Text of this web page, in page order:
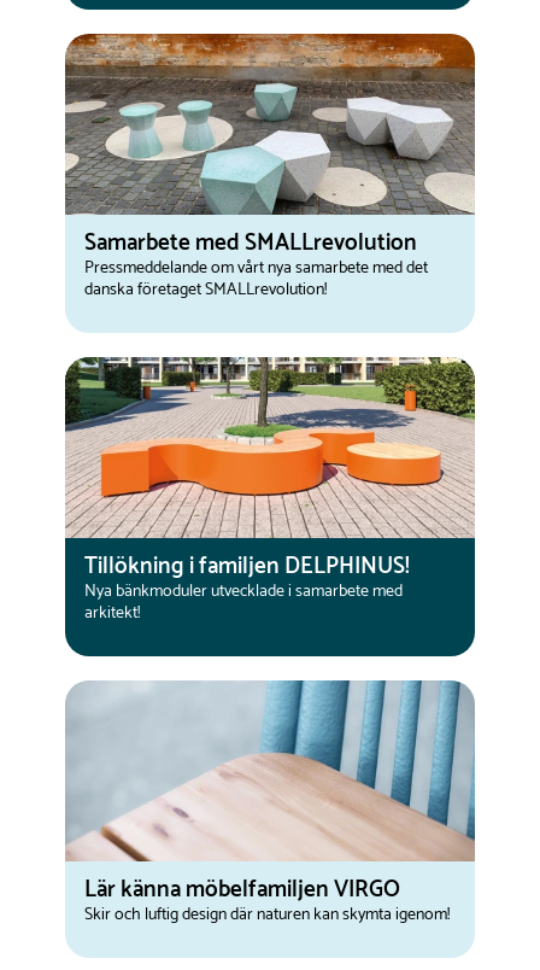
Samarbete med SMALLrevolution
Pressmeddelande om vårt nya samarbete med det
danska företaget SMALLrevolution!
Tillökning i familjen DELPHINUS!
Nya bänkmoduler utvecklade i samarbete med
arkitekt!
Lär känna möbelfamiljen VIRGO
Skir och luftig design där naturen kan skymta igenom!